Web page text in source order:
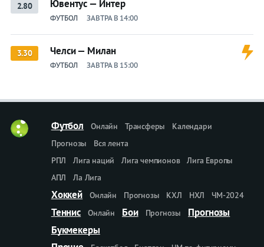
2.80 Ювентус — Интер
ФУТБОЛ ЗАВТРА В 14:00
3.30 Челси — Милан
ФУТБОЛ ЗАВТРА В 15:00
Футбол Онлайн Трансферы
Календари
Прогнозы
Вся лента
РПЛ
Лига наций Лига чемпионов
Лига Европы
АПЛ
Ла Лига
Хоккей Онлайн Прогнозы КХЛ НХЛ ЧМ-2024
Теннис Онлайн Бои Прогнозы
Прогнозы
Букмекеры